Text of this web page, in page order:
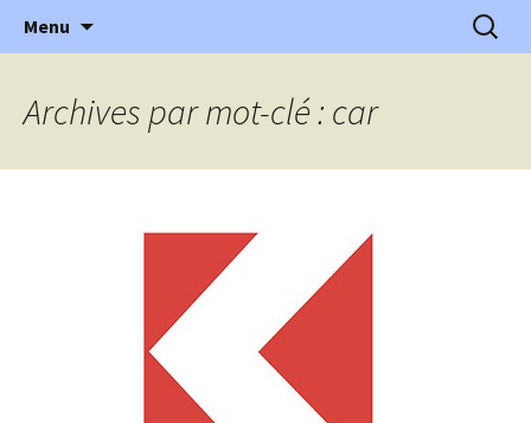
l'Automobile Ancienne
l'automobile ancienne : articles, historiques
…
Menu
Archives par mot-clé : car